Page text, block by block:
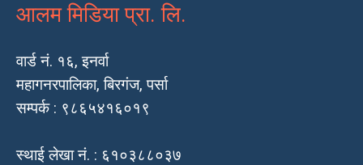
आलम मिडिया प्रा. लि.
वार्ड नं. १६, इनर्वा
महागनरपालिका, बिरगंज, पर्सा
सम्पर्क : ९८६५४१६०१९
स्थाई लेखा नं. : ६१०३८८०३७